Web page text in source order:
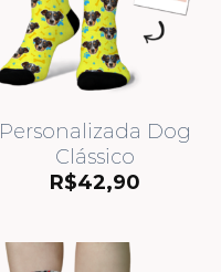
Personalizada Dog
Clássico
R$42,90